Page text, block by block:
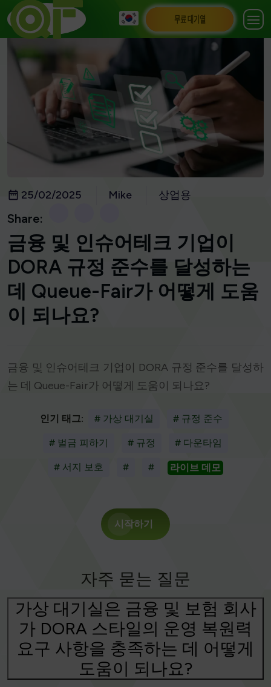
무료 대기열
25/02/2025 Mike 상업용
Share:
금융 및 인슈어테크 기업이
DORA 규정 준수를 달성하는
데 Queue-Fair가 어떻게 도움
이 되나요?
금융 및 인슈어테크 기업이 DORA 규정 준수를 달성하
는 데 Queue-Fair가 어떻게 도움이 되나요?
인기 태그: # 가상 대기실 # 규정 준수
# 벌금 피하기 # 규정 # 다운타임
# 서지 보호 # # 라이브 데모
시작하기
자주 묻는 질문
가상 대기실은 금융 및 보험 회사
가 DORA 스타일의 운영 복원력
요구 사항을 충족하는 데 어떻게
도움이 되나요?